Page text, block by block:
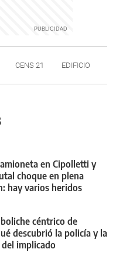
CENS 21 EDIFICIO
en Cipolletti y
choque en plena
hay varios heridos
céntrico de
descubrió la policía y la
implicado